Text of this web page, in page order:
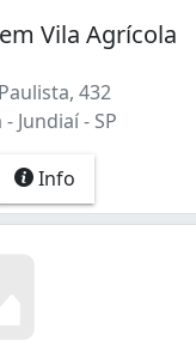
Vila Agrícola
432
Jundiaí - SP
Info